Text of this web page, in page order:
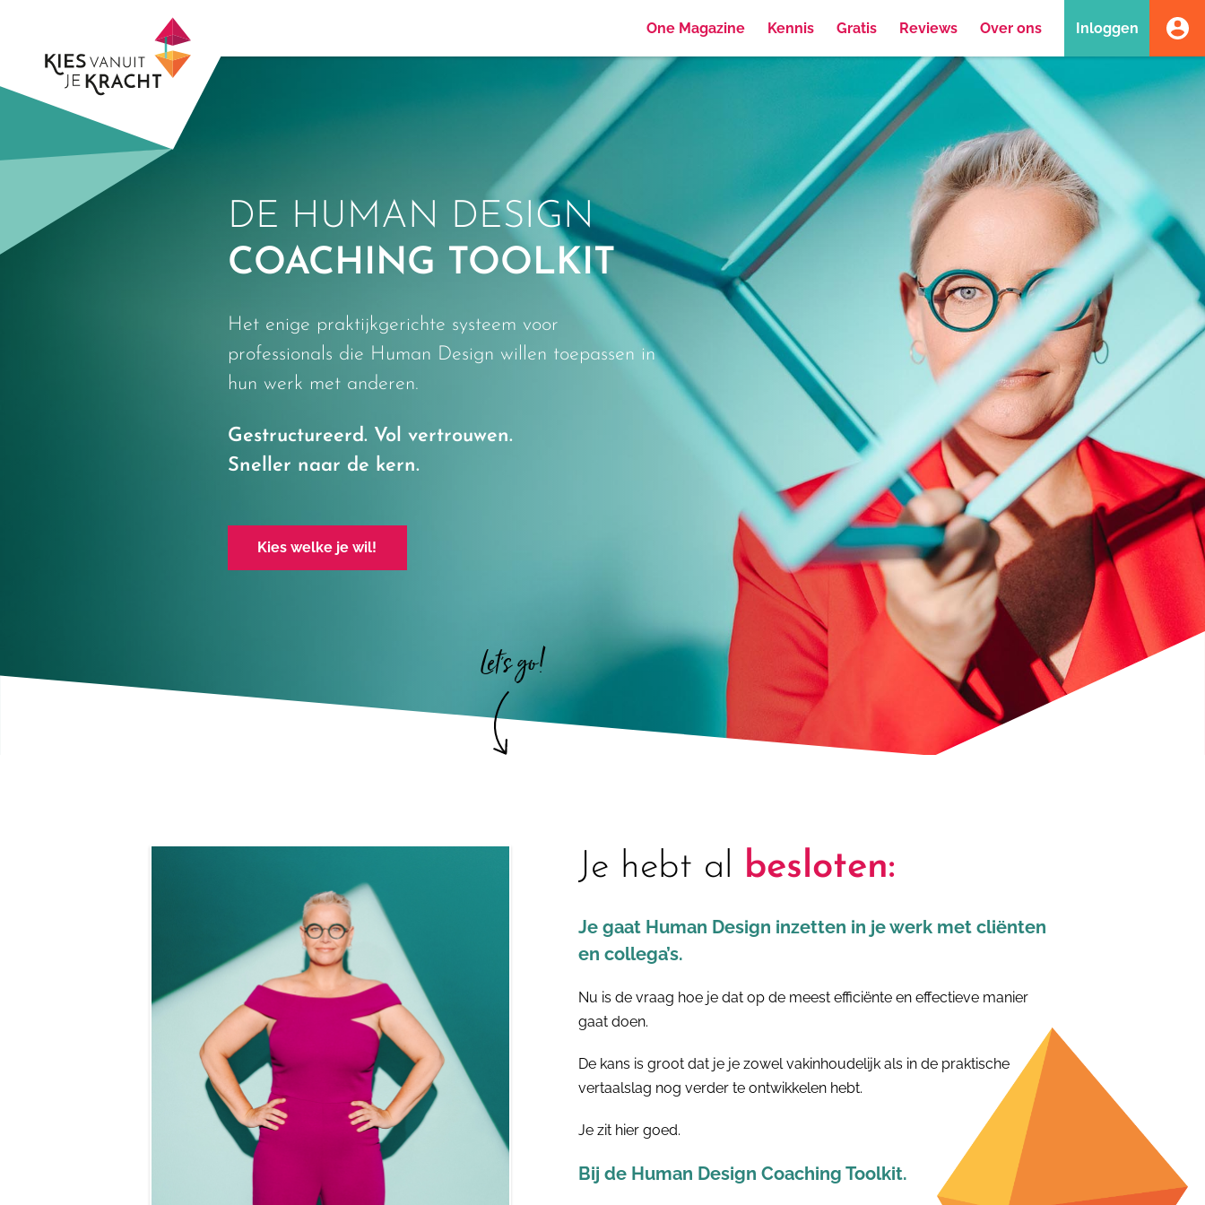
content
One Magazine Kennis Gratis Reviews Over ons Inloggen
DE HUMAN DESIGN
COACHING TOOLKIT
Het enige praktijkgerichte systeem voor
professionals die Human Design willen toepassen in
hun werk met anderen.
Gestructureerd. Vol vertrouwen.
Sneller naar de kern.
Kies welke je wil!
Let's go!
Je hebt al besloten:
Je gaat Human Design inzetten in je werk met cliënten
en collega’s.
Nu is de vraag hoe je dat op de meest efficiënte en effectieve manier
gaat doen.
De kans is groot dat je je zowel vakinhoudelijk als in de praktische
vertaalslag nog verder te ontwikkelen hebt.
Je zit hier goed.
Bij de Human Design Coaching Toolkit.